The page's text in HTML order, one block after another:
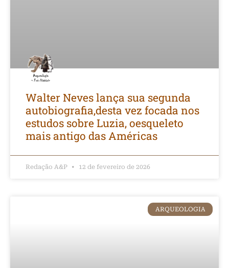
Walter Neves lança sua segunda
autobiografia,desta vez focada nos
estudos sobre Luzia, oesqueleto
mais antigo das Américas
Redação A&P 12 de fevereiro de 2026
ARQUEOLOGIA